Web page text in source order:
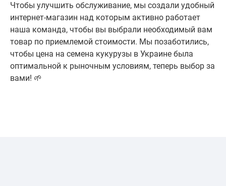
Чтобы улучшить обслуживание, мы создали удобный
интернет-магазин над которым активно работает
наша команда, чтобы вы выбрали необходимый вам
товар по приемлемой стоимости. Мы позаботились,
чтобы цена на семена кукурузы в Украине была
оптимальной к рыночным условиям, теперь выбор за
вами! 🌱